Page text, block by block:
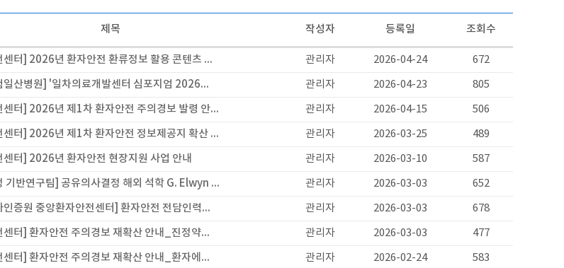
제목 작성자 등록일 조회수
센터] 2026년 환자안전 환류정보 활용 콘텐츠 ... 관리자 2026-04-24 672
일산병원] '일차의료개발센터 심포지엄 2026... 관리자 2026-04-23 805
센터] 2026년 제1차 환자안전 주의경보 발령 안... 관리자 2026-04-15 506
센터] 2026년 제1차 환자안전 정보제공지 확산 ... 관리자 2026-03-25 489
센터] 2026년 환자안전 현장지원 사업 안내 관리자 2026-03-10 587
기반연구팀] 공유의사결정 해외 석학 G. Elwyn ... 관리자 2026-03-03 652
인증원 중앙환자안전센터] 환자안전 전담인력... 관리자 2026-03-03 678
센터] 환자안전 주의경보 재확산 안내_진정약... 관리자 2026-03-03 477
센터] 환자안전 주의경보 재확산 안내_환자에... 관리자 2026-02-24 583